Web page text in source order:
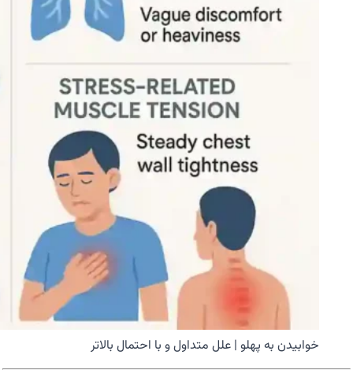
خوابیدن به پهلو | علل متداول و با احتمال بالاتر